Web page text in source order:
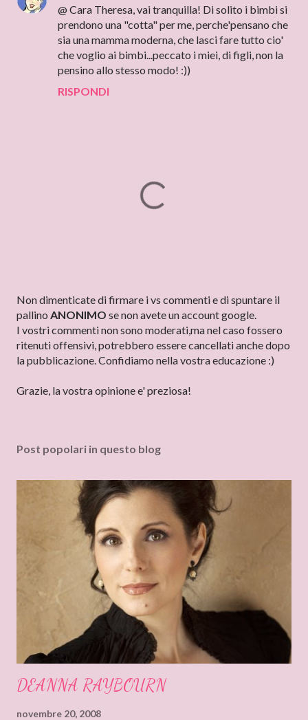
@ Cara Theresa, vai tranquilla! Di solito i bimbi si
prendono una "cotta" per me, perche'pensano che
sia una mamma moderna, che lasci fare tutto cio'
che voglio ai bimbi...peccato i miei, di figli, non la
pensino allo stesso modo! :))
RISPONDI
P
o
s
t
a
n
m
n
Non dimenticate di firmare i vs commenti e di spuntare il
pallino ANONIMO se non avete un account google.
I vostri commenti non sono moderati,ma nel caso fossero
ritenuti offensivi, potrebbero essere cancellati anche dopo
la pubblicazione. Confidiamo nella vostra educazione :)
Grazie, la vostra opinione e' preziosa!
Post popolari in questo blog
DEANNA RAYBOURN
novembre 20, 2008